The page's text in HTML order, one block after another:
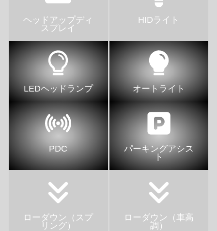
ヘッドアップディ
スプレイ
HIDライト
LEDヘッドランプ オートライト
PDC
パーキングアシス
ト
ローダウン（スプ
リング）
ローダウン（車高
調）